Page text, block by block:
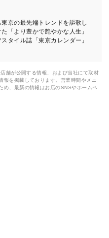
京の最先端トレンドを謳歌し
「より豊かで艶やかな人生」
タイル誌「東京カレンダー」
舗が公開する情報、および当社にて取材
報を掲載しております。営業時間やメニ
め、最新の情報はお店のSNSやホームペ